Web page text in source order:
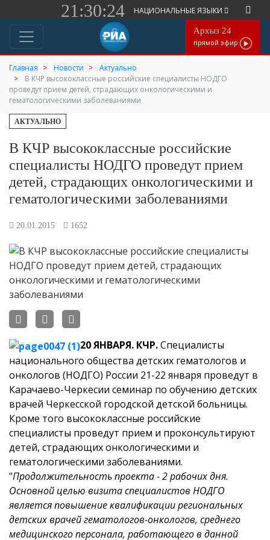
21:30:24 НАЦИОНАЛЬНЫЕ ЯЗЫКИ
Архыз 24
прямой эфир
Главная Новости
Актуально
В КЧР высококлассные российские специалисты НОДГО
проведут прием детей, страдающих онкологическими и
гематологическими заболеваниями
АКТУАЛЬНО
В КЧР высококлассные российские
специалисты НОДГО проведут прием
детей, страдающих онкологическими и
гематологическими заболеваниями
20.01.2015 1652
20 ЯНВАРЯ. КЧР.Специалисты
национального общества детских гематологов и
онкологов (НОДГО) России 21-22 января проведут в
Карачаево-Черкесии семинар по обучению детских
врачей Черкесской городской детской больницы.
Кроме того высококлассные российские
специалисты проведут прием и проконсультируют
детей, страдающих онкологическими и
гематологическими заболеваниями.
"Продолжительность проекта - 2 рабочих дня.
Основной целью визита специалистов НОДГО
является повышение квалификации региональных
детских врачей гематологов-онкологов, среднего
медицинского персонала, работающего в данной